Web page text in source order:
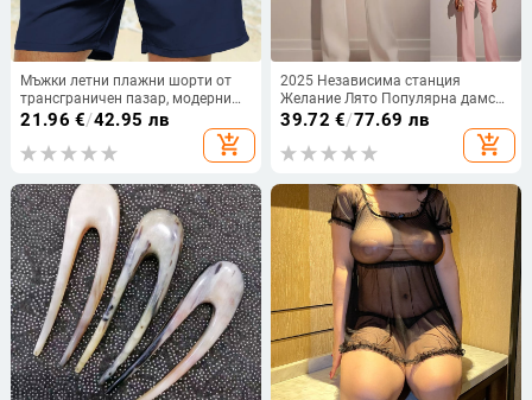
Мъжки летни плажни шорти от
трансграничен пазар, модерни
ежедневни шорти
21.96 €/42.95 лв
add_shopping_cart
2025 Независима станция
Желание Лято Популярна дамска
мода Декорация с мъниста
Елегантен Елегантен Тънък
Гащеризон/Дрехи
39.72 €/77.69 лв
add_shopping_cart